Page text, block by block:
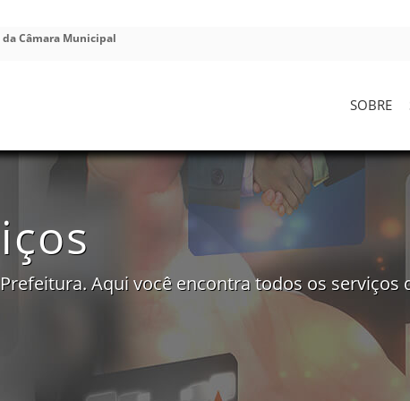
da Câmara Municipal
SOBRE
Aqui você encontra todos os